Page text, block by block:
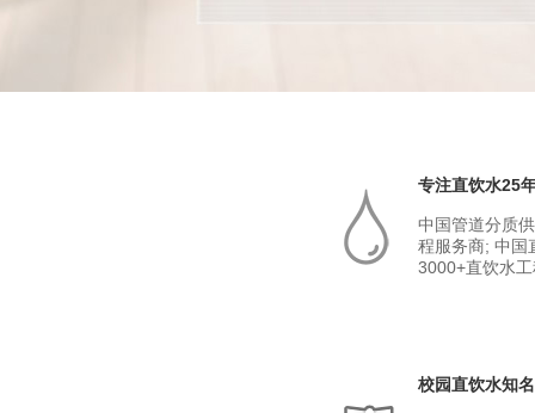
专注直饮水25
中国管道分质
程服务商; 中国
3000+直饮水
校园直饮水知